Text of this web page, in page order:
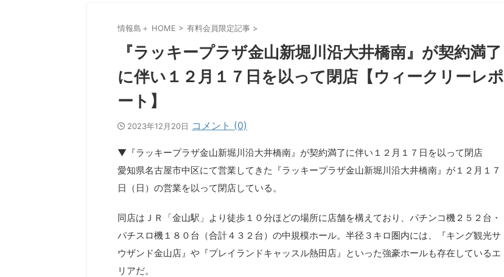
情報島＋ HOME > 有料会員限定記事 >
『ラッキープラザ金山新堀川沿大井橋南』が契約満了
に伴い１２月１７日を以って閉店【ウィークリーレポ
ート】
2023年12月20日 コメント (0)
▼『ラッキープラザ金山新堀川沿大井橋南』が契約満了に伴い１２月１７日を以って閉店
愛知県名古屋市中区にて営業してきた『ラッキープラザ金山新堀川沿大井橋南』が１２月１７
日（日）の営業を以って閉店している。
同店はＪＲ「金山駅」より徒歩１０分ほどの場所に店舗を構えており、パチンコ機２５２台・
パチスロ機１８０台（合計４３２台）の中規模ホール。半径３キロ圏内には、『キング観光サ
ウザンド金山店』や『プレイランドキャッスル熱田店』といった強豪ホールも存在しているエ
リアだ。